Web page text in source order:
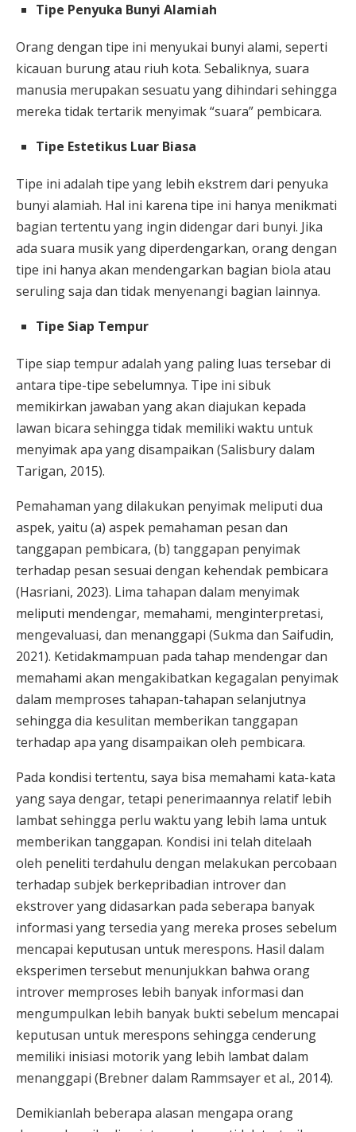
Tipe Penyuka Bunyi Alamiah
Orang dengan tipe ini menyukai bunyi alami, seperti
kicauan burung atau riuh kota. Sebaliknya, suara
manusia merupakan sesuatu yang dihindari sehingga
mereka tidak tertarik menyimak “suara” pembicara.
Tipe Estetikus Luar Biasa
Tipe ini adalah tipe yang lebih ekstrem dari penyuka
bunyi alamiah. Hal ini karena tipe ini hanya menikmati
bagian tertentu yang ingin didengar dari bunyi. Jika
ada suara musik yang diperdengarkan, orang dengan
tipe ini hanya akan mendengarkan bagian biola atau
seruling saja dan tidak menyenangi bagian lainnya.
Tipe Siap Tempur
Tipe siap tempur adalah yang paling luas tersebar di
antara tipe-tipe sebelumnya. Tipe ini sibuk
memikirkan jawaban yang akan diajukan kepada
lawan bicara sehingga tidak memiliki waktu untuk
menyimak apa yang disampaikan (Salisbury dalam
Tarigan, 2015).
Pemahaman yang dilakukan penyimak meliputi dua
aspek, yaitu (a) aspek pemahaman pesan dan
tanggapan pembicara, (b) tanggapan penyimak
terhadap pesan sesuai dengan kehendak pembicara
(Hasriani, 2023). Lima tahapan dalam menyimak
meliputi mendengar, memahami, menginterpretasi,
mengevaluasi, dan menanggapi (Sukma dan Saifudin,
2021). Ketidakmampuan pada tahap mendengar dan
memahami akan mengakibatkan kegagalan penyimak
dalam memproses tahapan-tahapan selanjutnya
sehingga dia kesulitan memberikan tanggapan
terhadap apa yang disampaikan oleh pembicara.
Pada kondisi tertentu, saya bisa memahami kata-kata
yang saya dengar, tetapi penerimaannya relatif lebih
lambat sehingga perlu waktu yang lebih lama untuk
memberikan tanggapan. Kondisi ini telah ditelaah
oleh peneliti terdahulu dengan melakukan percobaan
terhadap subjek berkepribadian introver dan
ekstrover yang didasarkan pada seberapa banyak
informasi yang tersedia yang mereka proses sebelum
mencapai keputusan untuk merespons. Hasil dalam
eksperimen tersebut menunjukkan bahwa orang
introver memproses lebih banyak informasi dan
mengumpulkan lebih banyak bukti sebelum mencapai
keputusan untuk merespons sehingga cenderung
memiliki inisiasi motorik yang lebih lambat dalam
menanggapi (Brebner dalam Rammsayer et al., 2014).
Demikianlah beberapa alasan mengapa orang